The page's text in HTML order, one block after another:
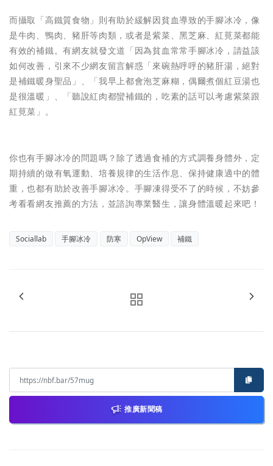
而攝取「高鐵質食物」則有助於緩解因貧血導致的手腳冰冷，像
是牛肉、鴨肉、豬肝等肉類，或者是紫菜、黑芝麻、紅莧菜都能
有效的補鐵。有網友就發文道「因為貧血常常手腳冰冷，請益該
如何改善，引來不少網友留言解惑「來碗熱呼呼的豬肝湯，絕對
是補鐵暖身聖品」、「我早上都會泡芝麻糊，偶爾煮個紅豆湯也
是很溫暖」、「聽說紅肉都蠻補鐵的，吃素的話可以考慮紫菜跟
紅莧菜」。
你也有手腳冰冷的問題嗎？除了透過食補的方式調養身體外，定
期持續的做有氧運動、培養規律的生活作息、保持健康適中的體
重，也都有助於改善手腳冰冷。手腳凍得受不了的時候，不妨參
考看看網友推薦的方法，並諮詢專業醫生，讓身體溫暖起來吧！
Sociallab 手腳冰冷 防寒 OpView 補鐵
推廣新聞稿